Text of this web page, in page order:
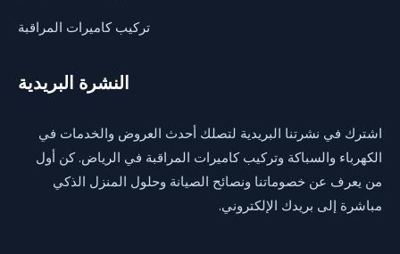
تركيب كاميرات المراقبة
النشرة البريدية
اشترك في نشرتنا البريدية لتصلك أحدث العروض والخدمات في
الكهرباء والسباكة وتركيب كاميرات المراقبة في الرياض. كن أول
من يعرف عن خصوماتنا ونصائح الصيانة وحلول المنزل الذكي
مباشرة إلى بريدك الإلكتروني.